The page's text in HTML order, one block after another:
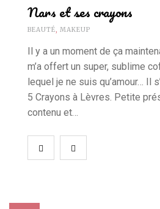
Nars et ses crayons
BEAUTÉ, MAKEUP
Il y a un moment de ça
m’a offert un super, sublime
lequel je ne suis qu’amour… Il
5 Crayons à Lèvres. Petite
contenu et…